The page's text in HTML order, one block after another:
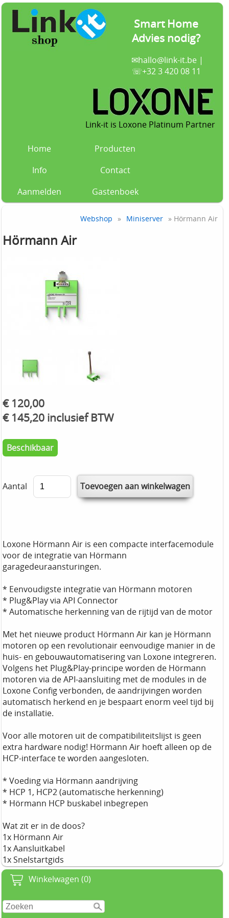
Smart Home
Advies nodig?
✉hallo@link-it.be|
☏+32 3 420 08 11
Link-it is Loxone Platinum Partner
Home
Producten
Info
Contact
Aanmelden
Gastenboek
Winkelwagen (0)
Webshop » Miniserver » Hörmann Air
Hörmann Air
€ 120,00
€ 145,20 inclusief BTW
Beschikbaar
Aantal
Loxone Hörmann Air is een compacte interfacemodule
voor de integratie van Hörmann
garagedeuraansturingen.
* Eenvoudigste integratie van Hörmann motoren
* Plug&Play via API Connector
* Automatische herkenning van de rijtijd van de motor
Met het nieuwe product Hörmann Air kan je Hörmann
motoren op een revolutionair eenvoudige manier in de
huis- en gebouwautomatisering van Loxone integreren.
Volgens het Plug&Play-principe worden de Hörmann
motoren via de API-aansluiting met de modules in de
Loxone Config verbonden, de aandrijvingen worden
automatisch herkend en je bespaart enorm veel tijd bij
de installatie.
Voor alle motoren uit de compatibiliteitslijst is geen
extra hardware nodig! Hörmann Air hoeft alleen op de
HCP-interface te worden aangesloten.
* Voeding via Hörmann aandrijving
* HCP 1, HCP2 (automatische herkenning)
* Hörmann HCP buskabel inbegrepen
Wat zit er in de doos?
1x Hörmann Air
1x Aansluitkabel
1x Snelstartgids